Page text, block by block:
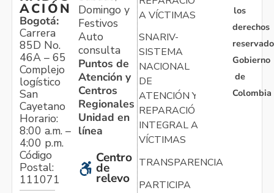
ACIÓN
Bogotá:
Carrera
85D No.
46A – 65
Complejo
logístico
San
Cayetano
Horario:
8:00 a.m. –
4:00 p.m.
Código
Postal:
111071
Domingo y
Festivos
Auto
consulta
Puntos de
Atención y
Centros
Regionales
Unidad en
línea
Centro
de
relevo
A VÍCTIMAS
SNARIV-
SISTEMA
NACIONAL
DE
ATENCIÓN Y
REPARACIÓN
INTEGRAL A
VÍCTIMAS
TRANSPARENCIA
PARTICIPA
los
derechos
Gobierno
de
Colombia